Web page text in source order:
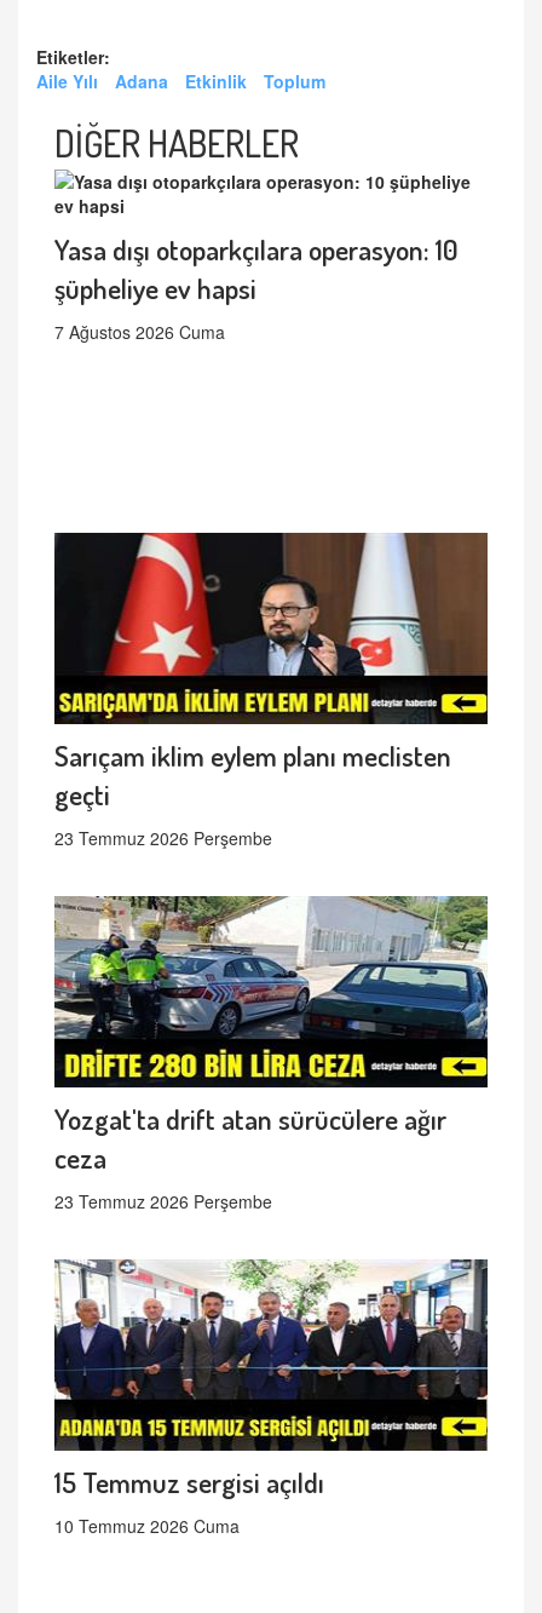
Etiketler:
Aile Yılı
Adana Etkinlik Toplum
DİĞER HABERLER
Yasa dışı otoparkçılara operasyon: 10
şüpheliye ev hapsi
7 Ağustos 2026 Cuma
Sarıçam iklim eylem planı meclisten
geçti
23 Temmuz 2026 Perşembe
Yozgat'ta drift atan sürücülere ağır
ceza
23 Temmuz 2026 Perşembe
15 Temmuz sergisi açıldı
10 Temmuz 2026 Cuma